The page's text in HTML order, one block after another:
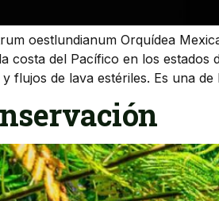
oestlundianum Orquídea
costa del Pacífico en los
flujos de lava estériles. Es una